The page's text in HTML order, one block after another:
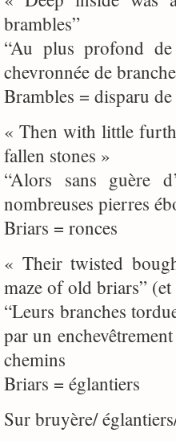
brambles”
“Au plus profond
chevronnée de
Brambles = disparu
« Then with little
fallen stones »
“Alors sans guère
nombreuses pierres
Briars = ronces
« Their twisted
maze of old briars”
“Leurs branches
par un
chemins
Briars = églantiers
Sur bruyère/